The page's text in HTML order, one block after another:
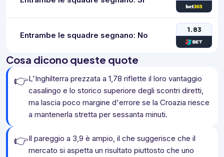
Entrambe le squadre segnano: No
1.83
Cosa dicono queste quote
👉L'Inghilterra prezzata a 1,78 riflette il loro vantaggio
casalingo e lo storico superiore degli scontri diretti,
ma lascia poco margine d'errore se la Croazia riesce
a mantenerla stretta per sessanta minuti.
👉Il pareggio a 3,9 è ampio, il che suggerisce che il
mercato si aspetta un risultato piuttosto che uno